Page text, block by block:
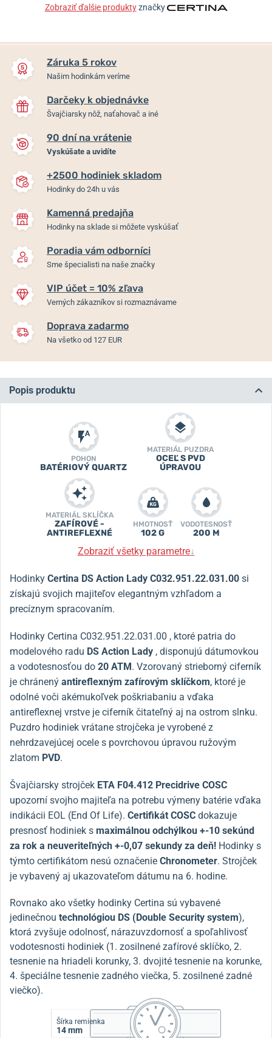
Zobraziť ďalšie produktyznačky
Záruka 5 rokov
Našim hodinkám veríme
Darčeky k objednávke
Švajčiarsky nôž, naťahovač a iné
90 dní na vrátenie
Vyskúšate a uvidíte
+2500 hodiniek skladom
Hodinky do 24h u vás
Kamenná predajňa
Hodinky na sklade si môžete vyskúšať
Poradia vám odborníci
Sme špecialisti na naše značky
VIP účet = 10% zľava
Verných zákazníkov si rozmaznávame
Doprava zadarmo
Na všetko od 127 EUR
Popis produktu
POHON
BATÉRIOVÝ QUARTZ
MATERIÁL PUZDRA
OCEĽ S PVD
ÚPRAVOU
MATERIÁL SKLÍČKA
ZAFÍROVÉ -
ANTIREFLEXNÉ
HMOTNOSŤ
102 G
VODOTESNOSŤ
200 M
Zobraziť všetky parametre↓
Hodinky Certina DS Action Lady C032.951.22.031.00 si
získajú svojich majiteľov elegantným vzhľadom a
precíznym spracovaním.
Hodinky Certina C032.951.22.031.00 , ktoré patria do
modelového radu DS Action Lady , disponujú dátumovkou
a vodotesnosťou do 20 ATM. Vzorovaný strieborný ciferník
je chránený antireflexným zafírovým sklíčkom, ktoré je
odolné voči akémukoľvek poškriabaniu a vďaka
antireflexnej vrstve je ciferník čitateľný aj na ostrom slnku.
Puzdro hodiniek vrátane strojčeka je vyrobené z
nehrdzavejúcej ocele s povrchovou úpravou ružovým
zlatom PVD.
Švajčiarsky strojček ETA F04.412 Precidrive COSC
upozorní svojho majiteľa na potrebu výmeny batérie vďaka
indikácii EOL (End Of Life). Certifikát COSC dokazuje
presnosť hodiniek s maximálnou odchýlkou +-10 sekúnd
za rok a neuveriteľných +-0,07 sekundy za deň! Hodinky s
týmto certifikátom nesú označenie Chronometer. Strojček
je vybavený aj ukazovateľom dátumu na 6. hodine.
Rovnako ako všetky hodinky Certina sú vybavené
jedinečnou technológiou DS (Double Security system),
ktorá zvyšuje odolnosť, nárazuvzdornosť a spoľahlivosť
vodotesnosti hodiniek (1. zosilnené zafírové sklíčko, 2.
tesnenie na hriadeli korunky, 3. dvojité tesnenie na korunke,
4. špeciálne tesnenie zadného viečka, 5. zosilnené zadné
viečko).
Šírka remienka
14 mm